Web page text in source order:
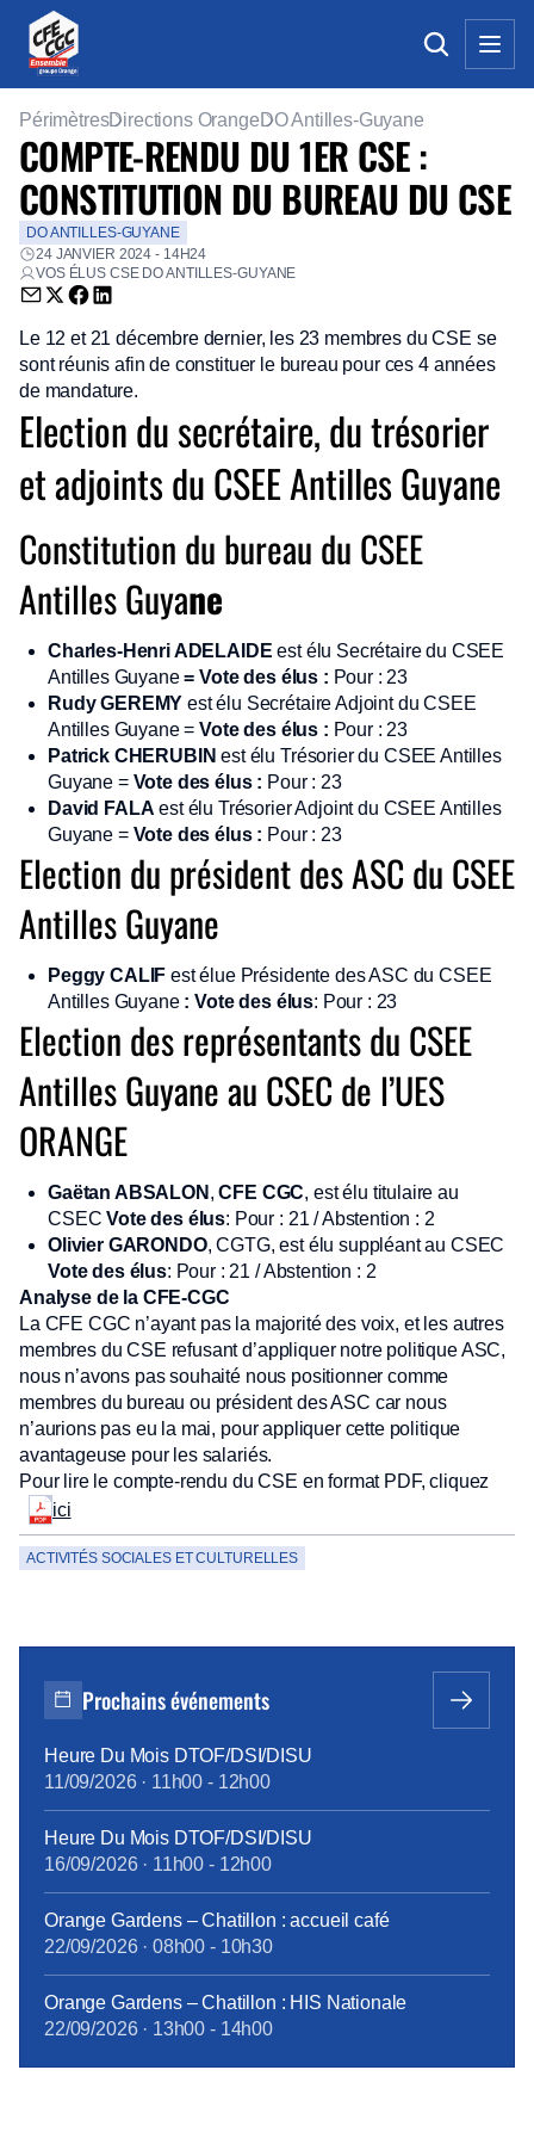
PérimètresDirections Orange DO Antilles-Guyane
COMPTE-RENDU DU 1ER CSE :
CONSTITUTION DU BUREAU DU CSE
DO ANTILLES-GUYANE
24 JANVIER 2024 - 14H24
VOS ÉLUS CSE DO ANTILLES-GUYANE
Envoyer par email (nouvelle fenêtre)
Partager sur Twitter (nouvelle fenêtre)
Partager sur Facebook (nouvelle fenêtre)
Partager sur LinkedIn (nouvelle fenêtre)
Le 12 et 21 décembre dernier, les 23 membres du CSE se
sont réunis afin de constituer le bureau pour ces 4 années
de mandature.
Election du secrétaire, du trésorier
et adjoints du CSEE Antilles Guyane
Constitution du bureau du CSEE
Antilles Guyane
Charles-Henri ADELAIDE est élu Secrétaire du CSEE
Antilles Guyane=Vote des élus : Pour : 23
Rudy GEREMY est élu Secrétaire Adjoint du CSEE
Antilles Guyane =Vote des élus : Pour : 23
Patrick CHERUBIN est élu Trésorier du CSEE Antilles
Guyane = Vote des élus : Pour : 23
David FALA est élu Trésorier Adjoint du CSEE Antilles
Guyane = Vote des élus : Pour : 23
Election du président des ASC du CSEE
Antilles Guyane
Peggy CALIF est élue Présidente des ASC du CSEE
Antilles Guyane :Vote des élus: Pour : 23
Election des représentants du CSEE
Antilles Guyane au CSEC de l’UES
ORANGE
Gaëtan ABSALON ,CFE CGC, est élu titulaire au
CSECVote des élus: Pour : 21 / Abstention : 2
Olivier GARONDO, CGTG, est élu suppléant au CSEC
Vote des élus: Pour : 21 / Abstention : 2
Analyse de la CFE-CGC
La CFE CGC n’ayant pas la majorité des voix, et les autres
membres du CSE refusant d’appliquer notre politique ASC,
nous n’avons pas souhaité nous positionner comme
membres du bureau ou président des ASC car nous
n’aurions pas eu la mai, pour appliquer cette politique
avantageuse pour les salariés.
Pour lire le compte-rendu du CSE en format PDF, cliquez
ici
ACTIVITÉS SOCIALES ET CULTURELLES
Prochains événements
Heure Du Mois DTOF/DSI/DISU
11/09/2026· 11h00 - 12h00
Heure Du Mois DTOF/DSI/DISU
16/09/2026· 11h00 - 12h00
Orange Gardens – Chatillon : accueil café
22/09/2026· 08h00 - 10h30
Orange Gardens – Chatillon : HIS Nationale
22/09/2026· 13h00 - 14h00